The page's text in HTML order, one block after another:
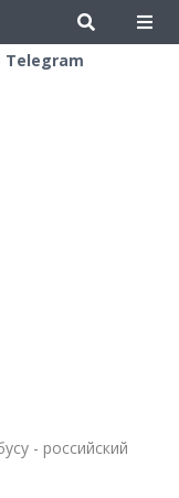
Telegram
- российский